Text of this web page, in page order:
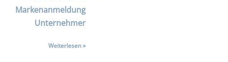
Markenanmeldung
Unternehmer
Weiterlesen »